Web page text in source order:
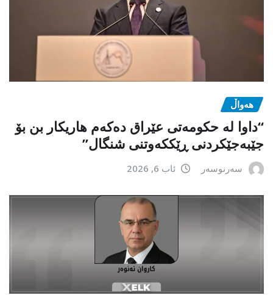
هەواڵ
“داوا لە حكومەتی عێراق دەكەم هاریكار بن بۆ
جێبەجێكردنی ڕێككەوتنی شنگال”
سەرنوسەر ئاب 6, 2026